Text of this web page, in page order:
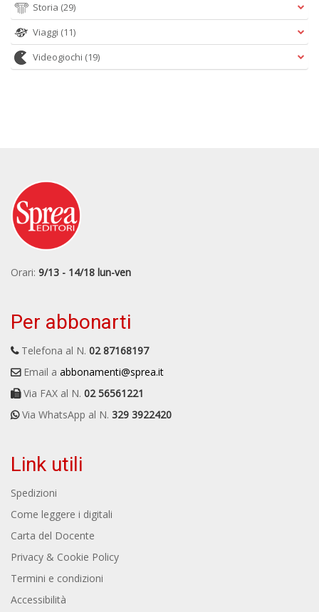
Storia (29)
Viaggi (11)
Videogiochi (19)
Orari: 9/13 - 14/18 lun-ven
Per abbonarti
Telefona al N. 02 87168197
Email a abbonamenti@sprea.it
Via FAX al N. 02 56561221
Via WhatsApp al N. 329 3922420
Link utili
Spedizioni
Come leggere i digitali
Carta del Docente
Privacy & Cookie Policy
Termini e condizioni
Accessibilità